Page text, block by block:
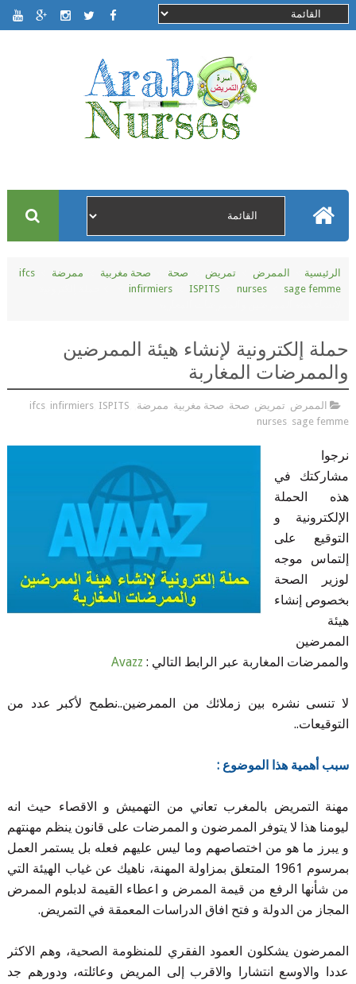
الرئيسية الممرض تمريض صحة صحة مغربية ممرضة
ifcs
infirmiers
ISPITS nurses sage femme
حملة إلكترونية لإنشاء هيئة الممرضين
والممرضات المغاربة
الممرض تمريض صحة صحة مغربية ممرضة ifcs infirmiers ISPITS
nurses sage femme
نرجوا
مشاركتك في
هذه الحملة
الإلكترونية و
التوقيع على
إلتماس موجه
لوزير الصحة
بخصوص إنشاء
هيئة
الممرضين
والممرضات المغاربة عبر الرابط التالي : Avazz
لا تنسى نشره بين زملائك من الممرضين..نطمح لأكبر عدد من
التوقيعات..
سبب أهمية هذا الموضوع :
مهنة التمريض بالمغرب تعاني من التهميش و الاقصاء حيث انه
ليومنا هذا لا يتوفر الممرضون و الممرضات على قانون ينظم مهنتهم
و يبرز ما هو من اختصاصهم وما ليس عليهم فعله بل يستمر العمل
بمرسوم 1961 المتعلق بمزاولة المهنة، ناهيك عن غياب الهيئة التي
من شأنها الرفع من قيمة الممرض و اعطاء القيمة لدبلوم الممرض
المجاز من الدولة و فتح افاق الدراسات المعمقة في التمريض.
الممرضون يشكلون العمود الفقري للمنظومة الصحية، وهم الاكثر
عددا والاوسع انتشارا والاقرب إلى المريض وعائلته، ودورهم جد